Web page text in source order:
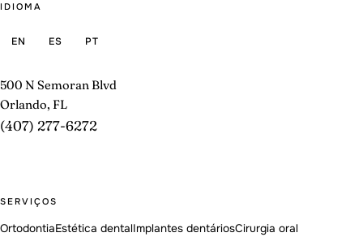
IDIOMA
EN ES PT
500 N Semoran Blvd
Orlando, FL
(407) 277-6272
SERVIÇOS
OrtodontiaEstética dentalImplantes dentáriosCirurgia oral